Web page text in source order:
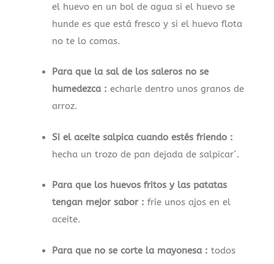
el huevo en un bol de agua si el huevo se
hunde es que está fresco y si el huevo flota
no te lo comas.
Para que la sal de los saleros no se
humedezca : echarle dentro unos granos de
arroz.
Si el aceite salpica cuando estés friendo :
hecha un trozo de pan dejada de salpicar´.
Para que los huevos fritos y las patatas
tengan mejor sabor :fríe unos ajos en el
aceite.
Para que no se corte la mayonesa : todos